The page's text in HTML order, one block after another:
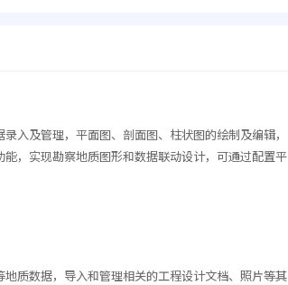
入及管理，平面图、剖面图、柱状图的绘制及编辑，
，实现勘察地质图形和数据联动设计，可通过配置平
质数据，导入和管理相关的工程设计文档、照片等其